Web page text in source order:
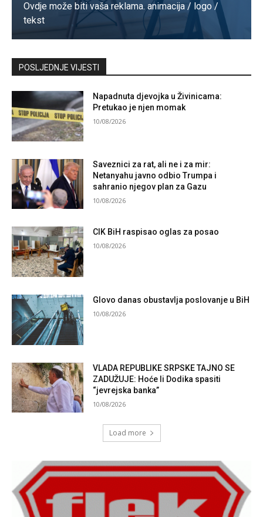
Ovdje može biti vaša reklama. animacija / logo /
tekst
Kontaktirajte nas
POSLJEDNJE VIJESTI
Napadnuta djevojka u Živinicama:
Pretukao je njen momak
10/08/2026
Saveznici za rat, ali ne i za mir:
Netanyahu javno odbio Trumpa i
sahranio njegov plan za Gazu
10/08/2026
CIK BiH raspisao oglas za posao
10/08/2026
Glovo danas obustavlja poslovanje u BiH
10/08/2026
VLADA REPUBLIKE SRPSKE TAJNO SE
ZADUŽUJE: Hoće li Dodika spasiti
“jevrejska banka”
10/08/2026
Load more